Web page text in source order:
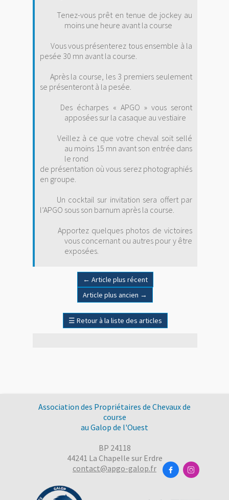
 
Association des Propriétaires de Chevaux de
course
au Galop de l'Ouest
BP 24118
44241 La Chapelle sur Erdre
contact@apgo-galop.fr
Tenez-vous prêt en tenue de jockey au
moins une heure avant la course
Vous vous présenterez tous ensemble à la
pesée 30 mn avant la course.
Après la course, les 3 premiers seulement
se présenteront à la pesée.
Des écharpes « APGO » vous seront
apposées sur la casaque au vestiaire
Veillez à ce que votre cheval soit sellé
au moins 15 mn avant son entrée dans
le rond
de présentation où vous serez photographiés
en groupe.
Un cocktail sur invitation sera offert par
l’APGO sous son barnum après la course.
Apportez quelques photos de victoires
vous concernant ou autres pour y être
exposées.
← Article plus récent
Article plus ancien →
☰ Retour à la liste des articles